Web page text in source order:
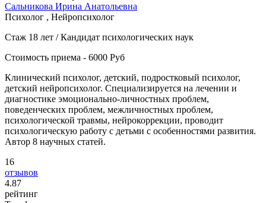
Сальникова Ирина Анатольевна
Психолог , Нейропсихолог
Стаж 18 лет / Кандидат психологических наук
Стоимость приема - 6000 Руб
Клинический психолог, детский, подростковый психолог,
детский нейропсихолог. Специализируется на лечении и
диагностике эмоционально-личностных проблем,
поведенческих проблем, межличностных проблем,
психологической травмы, нейрокоррекции, проводит
психологическую работу с детьми с особенностями развития.
Автор 8 научных статей.
16
отзывов
4.87
рейтинг